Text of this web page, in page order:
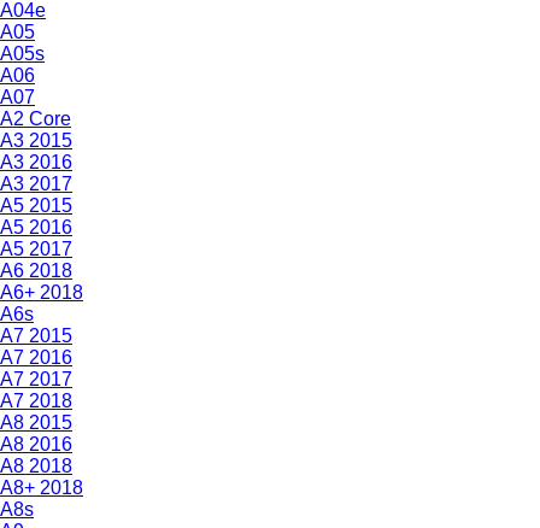
A04e
A05
A05s
A06
A07
A2 Core
A3 2015
A3 2016
A3 2017
A5 2015
A5 2016
A5 2017
A6 2018
A6+ 2018
A6s
A7 2015
A7 2016
A7 2017
A7 2018
A8 2015
A8 2016
A8 2018
A8+ 2018
A8s